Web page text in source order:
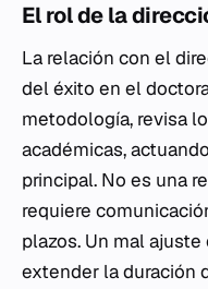
El rol de la
La relación con el
del éxito en el
metodología, revisa
académicas,
principal. No es una
requiere
plazos. Un mal
extender la duración